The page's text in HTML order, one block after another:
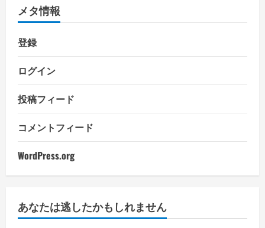
メタ情報
登録
ログイン
投稿フィード
コメントフィード
WordPress.org
あなたは逃したかもしれません